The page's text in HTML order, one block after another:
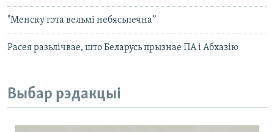
"Менску гэта вельмі небясьпечна”
Расея разьлічвае, што Беларусь прызнае ПА і Абхазію
Выбар рэдакцыі